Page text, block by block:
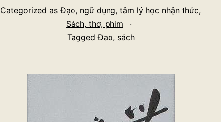
Categorized asĐạo, ngữ dụng, tâm lý học nhận thức,
Sách, thơ, phim
TaggedĐạo, sách